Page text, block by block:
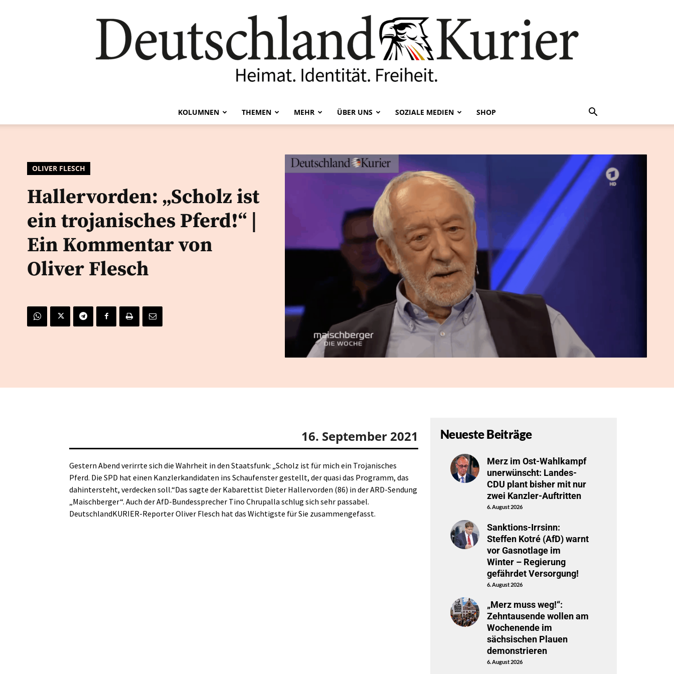
KOLUMNEN THEMEN MEHR ÜBER UNS SOZIALE MEDIEN SHOP
OLIVER FLESCH
Hallervorden: „Scholz ist
ein trojanisches Pferd!“ |
Ein Kommentar von
Oliver Flesch
16. September 2021
Gestern Abend verirrte sich die Wahrheit in den Staatsfunk: „Scholz ist für mich ein Trojanisches
Pferd. Die SPD hat einen Kanzlerkandidaten ins Schaufenster gestellt, der quasi das Programm, das
dahintersteht, verdecken soll.“Das sagte der Kabarettist Dieter Hallervorden (86) in der ARD-Sendung
„Maischberger“. Auch der AfD-Bundessprecher Tino Chrupalla schlug sich sehr passabel.
DeutschlandKURIER-Reporter Oliver Flesch hat das Wichtigste für Sie zusammengefasst.
Neueste Beiträge
Merz im Ost-Wahlkampf
unerwünscht: Landes-
CDU plant bisher mit nur
zwei Kanzler-Auftritten
6. August 2026
Sanktions-Irrsinn:
Steffen Kotré (AfD) warnt
vor Gasnotlage im
Winter – Regierung
gefährdet Versorgung!
6. August 2026
„Merz muss weg!“:
Zehntausende wollen am
Wochenende im
sächsischen Plauen
demonstrieren
6. August 2026